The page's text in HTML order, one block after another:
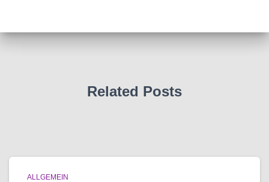
Related Posts
ALLGEMEIN